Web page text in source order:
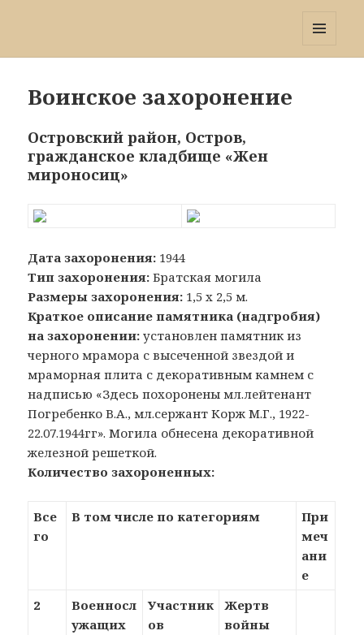
Воинское захоронение
Островский район, Остров,
гражданское кладбище «Жен
мироносиц»
Дата захоронения: 1944
Тип захоронения: Братская могила
Размеры захоронения: 1,5 х 2,5 м.
Краткое описание памятника (надгробия)
на захоронении: установлен памятник из
черного мрамора с высеченной звездой и
мраморная плита с декоративным камнем с
надписью «Здесь похоронены мл.лейтенант
Погребенко В.А., мл.сержант Корж М.Г., 1922-
22.07.1944гг». Могила обнесена декоративной
железной решеткой.
Количество захороненных:
Все
го
В том числе по категориям
При
меч
ани
е
2
Военносл
ужащих
Участник
ов
Жертв
войны